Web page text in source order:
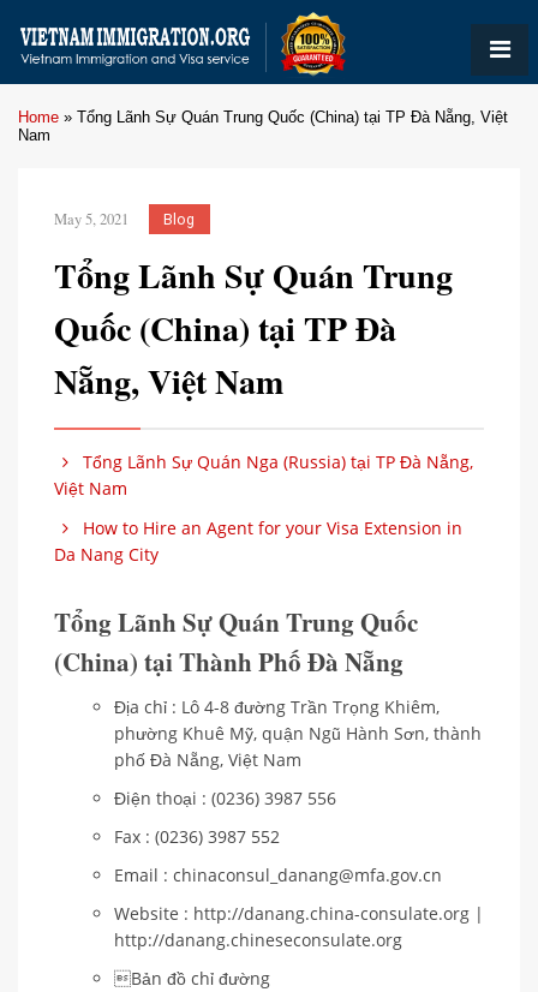
Home » Tổng Lãnh Sự Quán Trung Quốc (China) tại TP Đà Nẵng, Việt
Nam
May 5, 2021 Blog
Tổng Lãnh Sự Quán Trung
Quốc (China) tại TP Đà
Nẵng, Việt Nam
Tổng Lãnh Sự Quán Nga (Russia) tại TP Đà Nẵng,
Việt Nam
How to Hire an Agent for your Visa Extension in
Da Nang City
Tổng Lãnh Sự Quán Trung Quốc
(China) tại Thành Phố Đà Nẵng
Địa chỉ : Lô 4-8 đường Trần Trọng Khiêm,
phường Khuê Mỹ, quận Ngũ Hành Sơn, thành
phố Đà Nẵng, Việt Nam
Điện thoại : (0236) 3987 556
Fax : (0236) 3987 552
Email : chinaconsul_danang@mfa.gov.cn
Website : http://danang.china-consulate.org |
http://danang.chineseconsulate.org
Bản đồ chỉ đường